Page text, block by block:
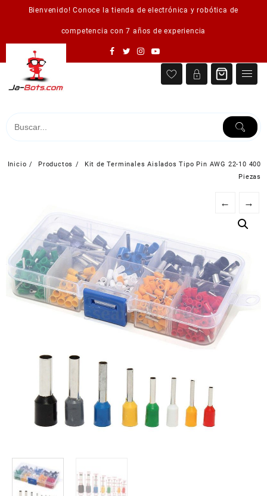
Bienvenido! Conoce la tienda de electrónica y robótica de
competencia con 7 años de experiencia
Inicio Productos
Kit de Terminales Aislados Tipo Pin AWG 22-10 400
Piezas
← →